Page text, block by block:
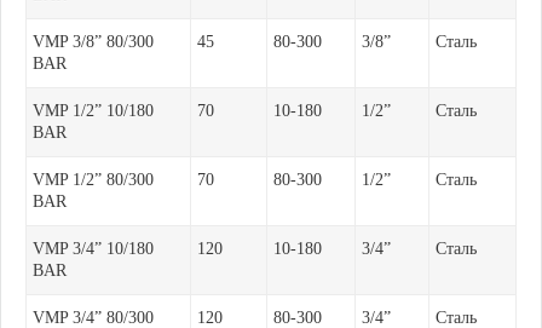
VMP 3/8” 80/300
BAR
45 80-300 3/8” Сталь
VMP 1/2” 10/180
BAR
70 10-180 1/2” Сталь
VMP 1/2” 80/300
BAR
70 80-300 1/2” Сталь
VMP 3/4” 10/180
BAR
120 10-180 3/4” Сталь
VMP 3/4” 80/300 120 80-300 3/4” Сталь